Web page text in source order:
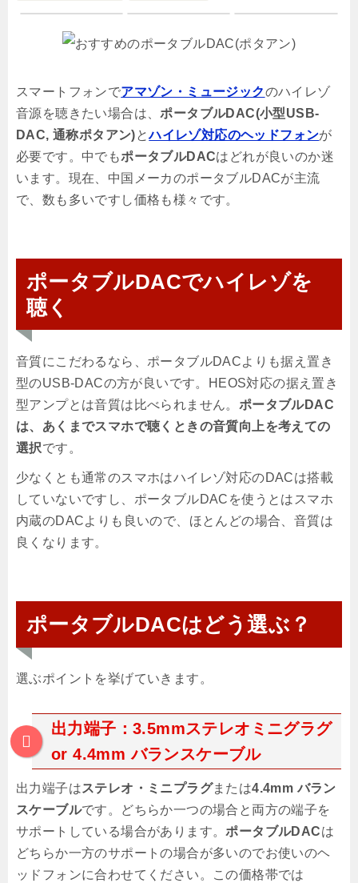
スマートフォンでアマゾン・ミュージックのハイレゾ
音源を聴きたい場合は、ポータブルDAC(小型USB-
DAC, 通称ポタアン)とハイレゾ対応のヘッドフォンが
必要です。中でもポータブルDACはどれが良いのか迷
います。現在、中国メーカのポータブルDACが主流
で、数も多いですし価格も様々です。
ポータブルDACでハイレゾを
聴く
音質にこだわるなら、ポータブルDACよりも据え置き
型のUSB-DACの方が良いです。HEOS対応の据え置き
型アンプとは音質は比べられません。 ポータブルDAC
は、あくまでスマホで聴くときの音質向上を考えての
選択です。
少なくとも通常のスマホはハイレゾ対応のDACは搭載
していないですし、ポータブルDACを使うとはスマホ
内蔵のDACよりも良いので、ほとんどの場合、音質は
良くなります。
ポータブルDACはどう選ぶ？
選ぶポイントを挙げていきます。
出力端子：3.5mmステレオミニグラグ
or4.4mm バランスケーブル
出力端子はステレオ・ミニプラグまたは4.4mm バラン
スケーブルです。どちらか一つの場合と両方の端子を
サポートしている場合があります。ポータブルDACは
どちらか一方のサポートの場合が多いのでお使いのヘ
ッドフォンに合わせてください。この価格帯では